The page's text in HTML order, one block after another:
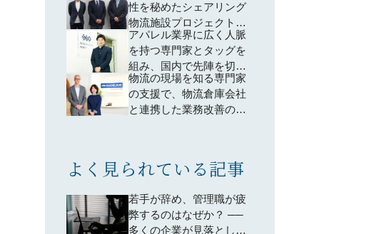
性を秘めたシェアリング
物流施設プロジェクト。
「モノ売りからコト売り
への転換」に伴走したプ
ロ人材の存在感
アパレル業界に広く人脈
を持つ専門家とタッグを
組み、国内で先陣を切り
オフプライス事業に進出
物流の現場を知る専門家
の支援で、物流倉庫会社
と連携した業務改善の取
よく見られている記事
若手が辞め、管理職が疲
弊するのはなぜか？ ──
多くの企業が見落として